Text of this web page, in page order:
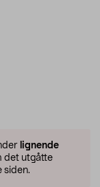
lignende
det utgåtte
siden.